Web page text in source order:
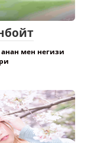
мен негизи